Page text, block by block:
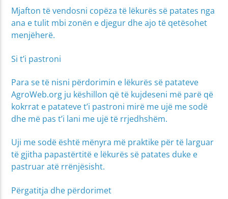
Mjafton të vendosni copëza të lëkurës së patates nga
ana e tulit mbi zonën e djegur dhe ajo të qetësohet
menjëherë.
Si t’i pastroni
Para se të nisni përdorimin e lëkurës së patateve
AgroWeb.org ju këshillon që të kujdeseni më parë që
kokrrat e patateve t’i pastroni mirë me ujë me sodë
dhe më pas t’i lani me ujë të rrjedhshëm.
Uji me sodë është mënyra më praktike për të larguar
të gjitha papastërtitë e lëkurës së patates duke e
pastruar atë rrënjësisht.
Përgatitja dhe përdorimet